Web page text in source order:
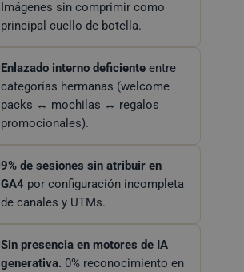
Imágenes sin comprimir como
principal cuello de botella.
Enlazado interno deficiente entre
categorías hermanas (welcome
packs ↔ mochilas ↔ regalos
promocionales).
9% de sesiones sin atribuir en
GA4 por configuración incompleta
de canales y UTMs.
Sin presencia en motores de IA
generativa. 0% reconocimiento en